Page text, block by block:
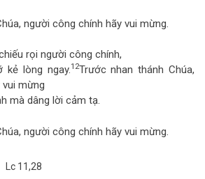
người công chính hãy vui mừng.
rọi người công chính,
kẻ lòng ngay.12Trước nhan thánh Chúa,
mừng
mà dâng lời cảm tạ.
người công chính hãy vui mừng.
Lc 11,28